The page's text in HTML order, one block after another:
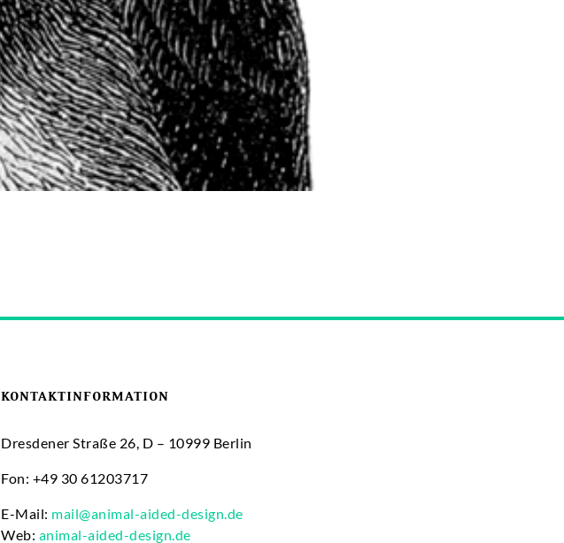
KONTAKTINFORMATION
Dresdener Straße 26, D – 10999 Berlin
Fon: +49 30 61203717
E-Mail: mail@animal-aided-design.de
Web: animal-aided-design.de